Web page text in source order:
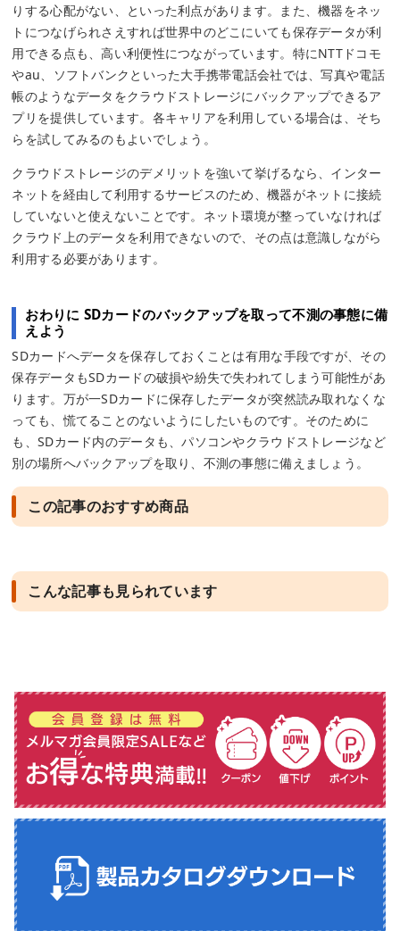
りする心配がない、といった利点があります。また、機器をネッ
トにつなげられさえすれば世界中のどこにいても保存データが利
用できる点も、高い利便性につながっています。特にNTTドコモ
やau、ソフトバンクといった大手携帯電話会社では、写真や電話
帳のようなデータをクラウドストレージにバックアップできるア
プリを提供しています。各キャリアを利用している場合は、そち
らを試してみるのもよいでしょう。
クラウドストレージのデメリットを強いて挙げるなら、インター
ネットを経由して利用するサービスのため、機器がネットに接続
していないと使えないことです。ネット環境が整っていなければ
クラウド上のデータを利用できないので、その点は意識しながら
利用する必要があります。
おわりに SDカードのバックアップを取って不測の事態に備
えよう
SDカードへデータを保存しておくことは有用な手段ですが、その
保存データもSDカードの破損や紛失で失われてしまう可能性があ
ります。万が一SDカードに保存したデータが突然読み取れなくな
っても、慌てることのないようにしたいものです。そのために
も、SDカード内のデータも、パソコンやクラウドストレージなど
別の場所へバックアップを取り、不測の事態に備えましょう。
この記事のおすすめ商品
こんな記事も見られています